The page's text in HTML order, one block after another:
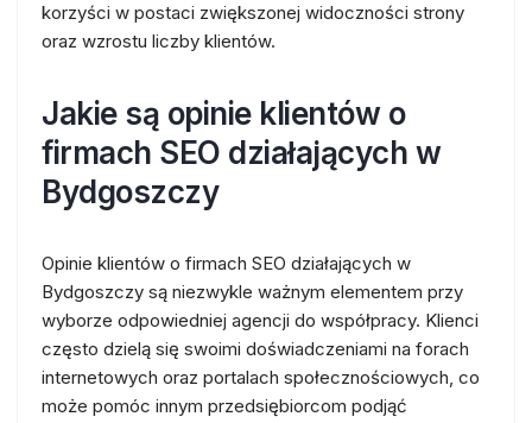
korzyści w postaci zwiększonej widoczności strony
oraz wzrostu liczby klientów.
Jakie są opinie klientów o
firmach SEO działających w
Bydgoszczy
Opinie klientów o firmach SEO działających w
Bydgoszczy są niezwykle ważnym elementem przy
wyborze odpowiedniej agencji do współpracy. Klienci
często dzielą się swoimi doświadczeniami na forach
internetowych oraz portalach społecznościowych, co
może pomóc innym przedsiębiorcom podjąć